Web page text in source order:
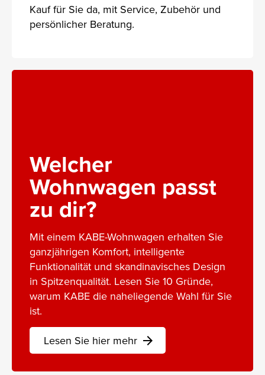
Kauf für Sie da, mit Service, Zubehör und
persönlicher Beratung.
Welcher
Wohnwagen passt
zu dir?
Mit einem KABE-Wohnwagen erhalten Sie
ganzjährigen Komfort, intelligente
Funktionalität und skandinavisches Design
in Spitzenqualität. Lesen Sie 10 Gründe,
warum KABE die naheliegende Wahl für Sie
ist.
Lesen Sie hier mehr arrow_forward